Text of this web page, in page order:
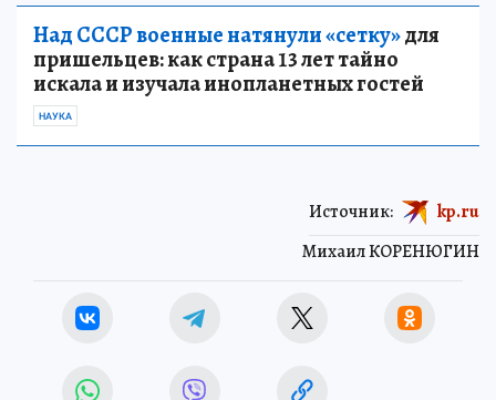
Над СССР военные натянули «сетку»для
пришельцев: как страна 13 лет тайно
искала и изучала инопланетных гостей
НАУКА
Михаил КОРЕНЮГИН
Источник: kp.ru